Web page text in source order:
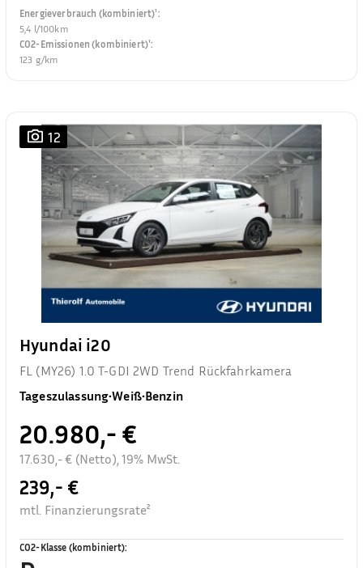
Energieverbrauch (kombiniert)¹:
5,4 l/100km
CO2-Emissionen (kombiniert)¹:
123 g/km
12
Hyundai i20
FL (MY26) 1.0 T-GDI 2WD Trend Rückfahrkamera
Tageszulassung•Weiß•Benzin
20.980,- €
17.630,- € (Netto), 19% MwSt.
239,- €
mtl. Finanzierungsrate²
CO2-Klasse (kombiniert):